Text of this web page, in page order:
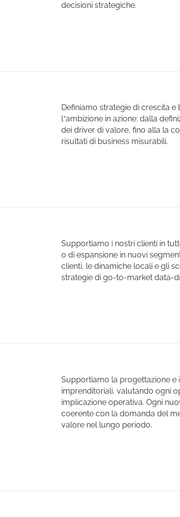
decisioni strategiche.
Definiamo strategie di crescita
l’ambizione in azione: dalla
dei driver di valore, fino alla la
risultati di business misurabili.
Supportiamo i nostri clienti in
o di espansione in nuovi
clienti, le dinamiche locali e gli
strategie di go-to-market data-
Supportiamo la progettazione e
imprenditoriali, valutando ogni
implicazione operativa. Ogni
coerente con la domanda del
valore nel lungo periodo.